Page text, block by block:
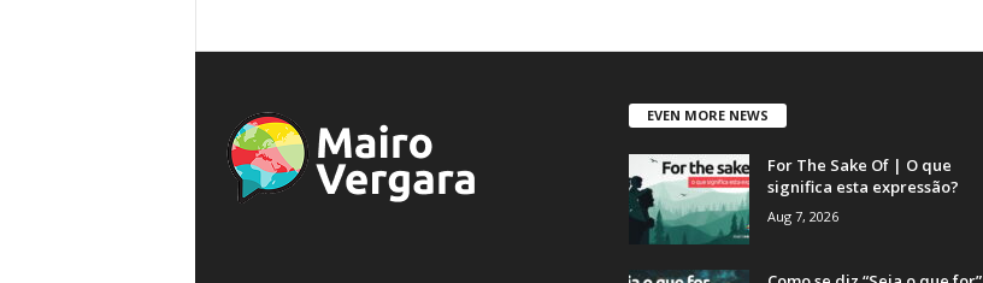
EVEN MORE NEWS
For The Sake Of | O que
significa esta expressão?
Aug 7, 2026